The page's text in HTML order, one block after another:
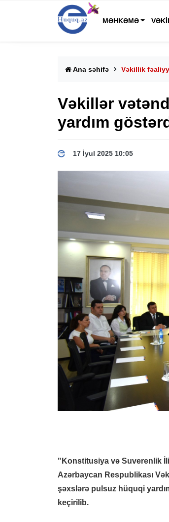
MƏHKƏMƏ
Ana səhifə Vəkillik
Vəkillər
yardım
17 İyul 2025 10:05
"Konstitusiya və Suverenlik
Azərbaycan Respublikası
şəxslərə pulsuz hüquqi
keçirilib.